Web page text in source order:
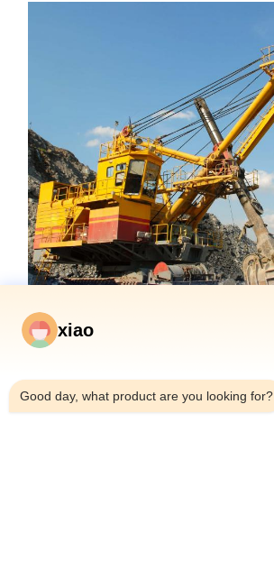
xiao
Good day, what product are you looking for?